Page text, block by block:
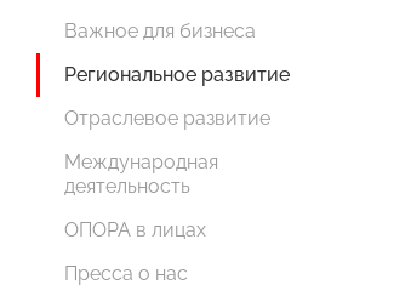
Важное для бизнеса
Региональное развитие
Отраслевое развитие
Международная
деятельность
ОПОРА в лицах
Пресса о нас